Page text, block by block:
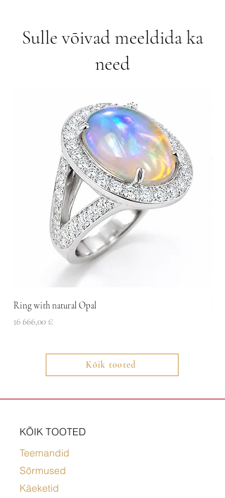
Sulle võivad meeldida ka
need
Ring with natural Opal
Price
16 666,00 €
Kõik tooted
KÕIK TOOTED
Teemandid
Sõrmused
Käeketid